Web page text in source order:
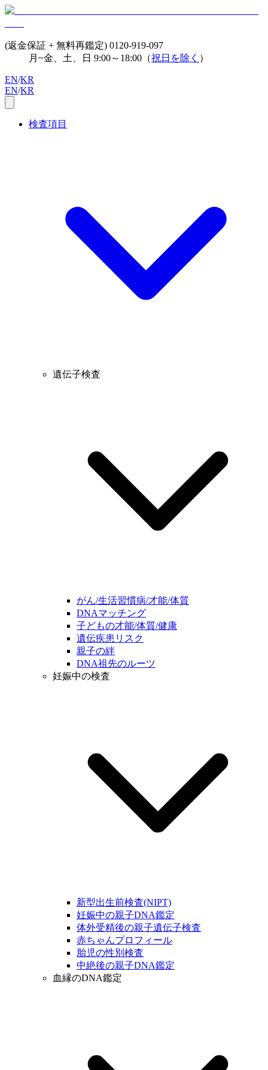
(返金保証 + 無料再鑑定) 0120-919-097
月~金、土、日 9:00～18:00（祝日を除く ）
EN/KR
EN/KR
検査項目
遺伝子検査
がん/生活習慣病/才能/体質
DNAマッチング
子どもの才能/体質/健康
遺伝疾患リスク
親子の絆
DNA祖先のルーツ
妊娠中の検査
新型出生前検査(NIPT)
妊娠中の親子DNA鑑定
体外受精後の親子遺伝子検査
赤ちゃんプロフィール
胎児の性別検査
中絶後の親子DNA鑑定
血縁のDNA鑑定